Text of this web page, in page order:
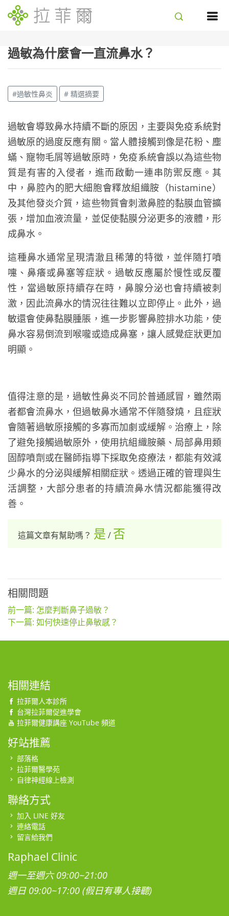
過敏為什麼會一直流鼻水？
#過敏性鼻炎 # 精選摘要
過敏會導致鼻水持續不斷的原因，主要與免疫系統對
過敏原的過度反應有關。當人體接觸到像是花粉、塵
蟎、寵物毛屑等過敏原時，免疫系統會誤以為這些物
質是有害的入侵者，進而啟動一連串防禦反應。其
中，鼻腔內的肥大細胞會釋放組織胺（histamine）
及其他發炎介質，這些物質會刺激鼻腔的黏膜血管擴
張，增加血液流量，並促使黏膜分泌更多的液體，形
成鼻水。
這種鼻水通常呈現清澈且稀薄的特徵，並伴隨打噴
嚏、鼻癢或鼻塞等症狀。過敏反應屬於慢性或反覆
性，當過敏原持續存在時，鼻腺分泌也會持續被刺
激，因此流鼻水的情況往往難以立即停止。此外，過
敏還會使鼻黏膜腫脹，進一步影響鼻腔排水功能，使
鼻水容易倒流到喉嚨或造成鼻塞，讓人感覺症狀更加
明顯。
值得注意的是，過敏性鼻炎不同於普通感冒，雖然兩
者都會流鼻水，但過敏鼻水通常不伴隨發燒，且症狀
會隨著過敏原接觸的多寡而加劇或緩解。治療上，除
了避免接觸過敏原外，使用抗組織胺藥、局部鼻用類
固醇噴劑或在醫師指導下採取免疫療法，都能有效減
少鼻水的分泌與緩解相關症狀。透過正確的管理與生
活調整，大部分患者的持續流鼻水情況都能獲得改
善。
這篇文章有幫助嗎？ 是 / 否
相關問題
前一篇: 怎麼判斷鼻子過敏？
下一篇: 如何快速停止鼻敏感？
相關連結
拉菲爾人本診所
台灣拉菲爾促進學會
拉菲爾健康講座 YouTube 頻道
好站推薦
部落格
拉菲爾醫學苑
自律神經線上檢測
聯絡方式
加入 LINE 好友
連絡電話
留言給我們
Raphael Clinic
週一至週六 09:00~21:00
週日 09:00~17:00 (假日有專人接聽)